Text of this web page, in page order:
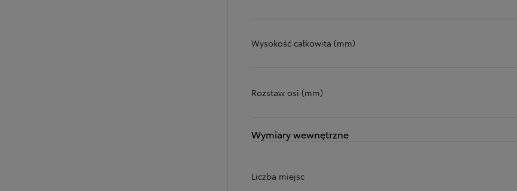
Wysokość całkowita (mm)
Rozstaw osi (mm)
Wymiary wewnętrzne
Liczba miejsc